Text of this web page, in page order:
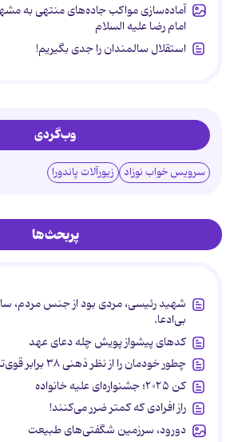
آماده‌سازی مواکب جاده‌های منتهی به
امام رضا علیه السلام
استقلال سالمندان را جدی بگیریم!
وب‌گردی
سرویس خواب نوزاد زیورآلات پاندورا
پربحث‌ها
شهید رئیسی، مردی بود از جنس مردم،
بی‌ادعا.
کدهای پیشواز پویش چله دعای عهد
چطور خودمان را از نظر ذهنی ۳۸ برابر قوی‌تر کنیم؟
کن ۲۰۲۵؛ جشنواره‌ای علیه خانواده
راز افرادی که کمتر ضرر می‌کنند!
دورود، سرزمین شگفتی‌های طبیعت